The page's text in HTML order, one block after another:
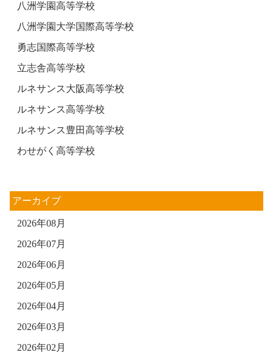
八洲学園高等学校
八洲学園大学国際高等学校
勇志国際高等学校
立志舎高等学校
ルネサンス大阪高等学校
ルネサンス高等学校
ルネサンス豊田高等学校
わせがく高等学校
アーカイブ
2026年08月
2026年07月
2026年06月
2026年05月
2026年04月
2026年03月
2026年02月